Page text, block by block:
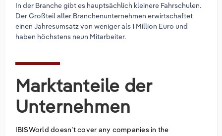
In der Branche gibt es hauptsächlich kleinere Fahrschulen.
Der Großteil aller Branchenunternehmen erwirtschaftet
einen Jahresumsatz von weniger als 1 Million Euro und
haben höchstens neun Mitarbeiter.
Marktanteile der
Unternehmen
IBISWorld doesn’t cover any companies in the